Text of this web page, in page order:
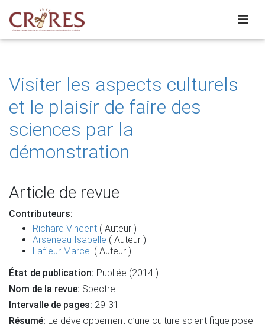
Visiter les aspects culturels
et le plaisir de faire des
sciences par la
démonstration
Article de revue
Contributeurs:
Richard Vincent ( Auteur )
Arseneau Isabelle ( Auteur )
Lafleur Marcel ( Auteur )
État de publication: Publiée (2014 )
Nom de la revue: Spectre
Intervalle de pages: 29-31
Résumé: Le développement d’une culture scientifique pose